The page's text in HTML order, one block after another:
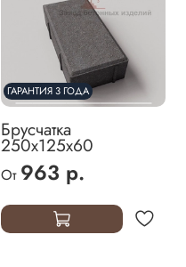
ГАРАНТИЯ 3 ГОДА
Брусчатка
250х125х60
От 963 р.